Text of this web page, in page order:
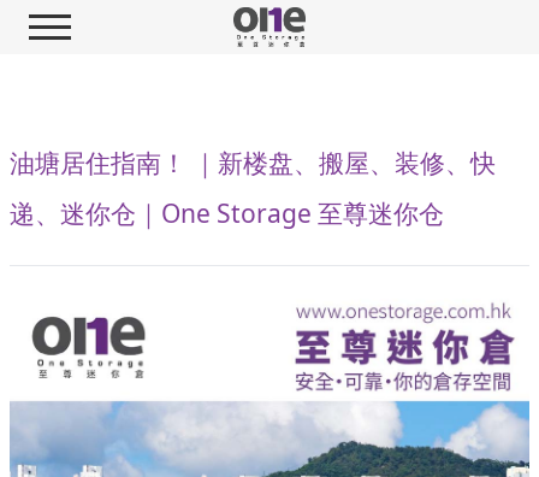
油塘居住指南！ ｜新楼盘、搬屋、装修、快
递、迷你仓｜One Storage 至尊迷你仓